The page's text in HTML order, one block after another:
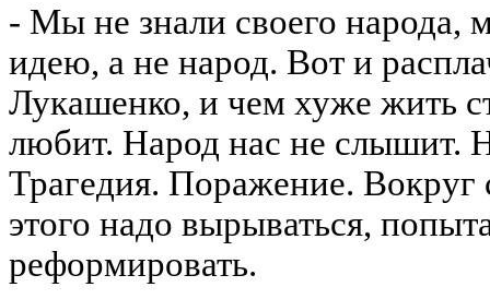
- Мы не знали своего
идею, а не народ. Вот и
Лукашенко, и чем хуже жить
любит. Народ нас не слышит.
Трагедия. Поражение.
этого надо вырываться,
реформировать.